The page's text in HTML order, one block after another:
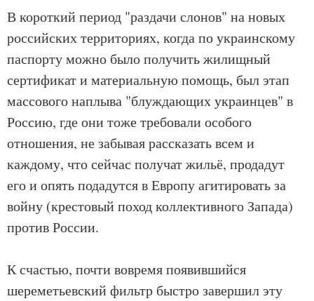
В короткий период "раздачи слонов" на новых
российских территориях, когда по украинскому
паспорту можно было получить жилищный
сертификат и материальную помощь, был этап
массового наплыва "блуждающих украинцев" в
Россию, где они тоже требовали особого
отношения, не забывая рассказать всем и
каждому, что сейчас получат жильё, продадут
его и опять подадутся в Европу агитировать за
войну (крестовый поход коллективного Запада)
против России.
К счастью, почти вовремя появившийся
шереметьевский фильтр быстро завершил эту